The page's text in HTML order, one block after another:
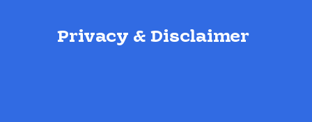
Privacy & Disclaimer